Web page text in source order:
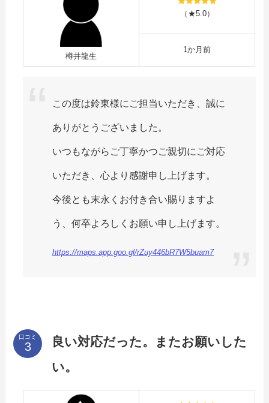
樽井龍生
（★5.0）
1か月前
この度は鈴東様にご担当いただき、誠に
ありがとうございました。
いつもながらご丁寧かつご親切にご対応
いただき、心より感謝申し上げます。
今後とも末永くお付き合い賜りますよ
う、何卒よろしくお願い申し上げます。
https://maps.app.goo.gl/rZuy446bR7W5buam7
口コミ
良い対応だった。またお願いした
い。